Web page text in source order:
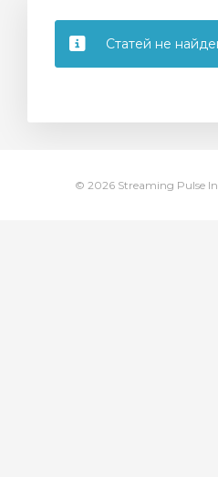
Статей не
© 2026 Streaming Pulse